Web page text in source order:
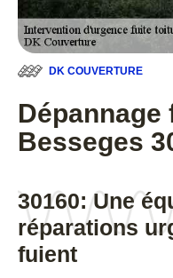
DK COUVERTURE
Besseges
30160: Une
réparations
fuient